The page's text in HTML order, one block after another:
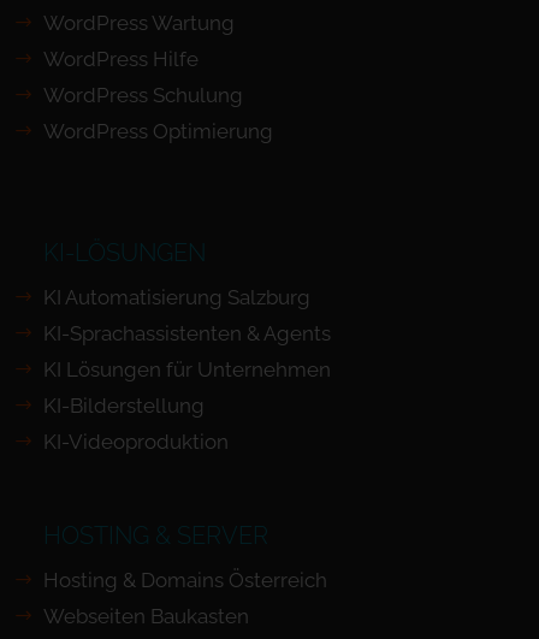
WordPress Wartung
WordPress Hilfe
WordPress Schulung
WordPress Optimierung
KI-LÖSUNGEN
KI Automatisierung Salzburg
KI-Sprachassistenten & Agents
KI Lösungen für Unternehmen
KI-Bilderstellung
KI-Videoproduktion
HOSTING & SERVER
Hosting & Domains Österreich
Webseiten Baukasten